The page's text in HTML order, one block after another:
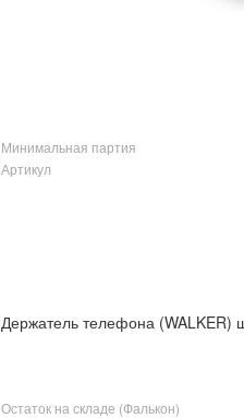
Минимальная партия
Артикул
Держатель телефона (WALKER)
Остаток на складе (Фалькон)